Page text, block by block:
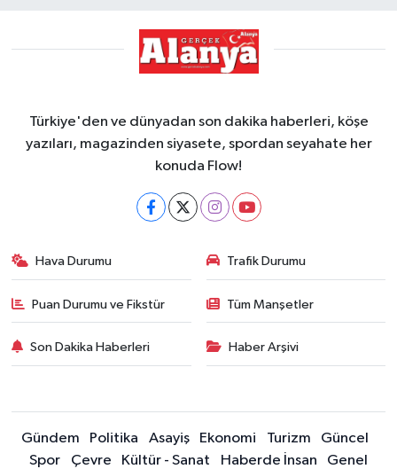
Türkiye'den ve dünyadan son dakika haberleri, köşe
yazıları, magazinden siyasete, spordan seyahate her
konuda Flow!
Hava Durumu Trafik Durumu
Puan Durumu ve Fikstür Tüm Manşetler
Son Dakika Haberleri Haber Arşivi
Gündem Politika Asayiş Ekonomi Turizm
Güncel
Spor
Çevre Kültür - Sanat Haberde İnsan Genel